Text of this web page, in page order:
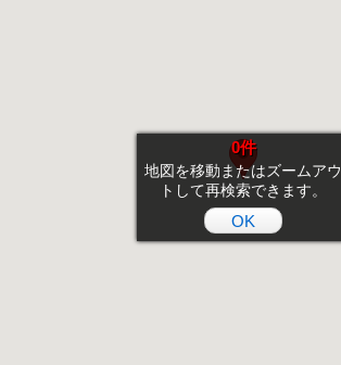
0件
地図を移動またはズームアウ
トして再検索できます。
OK